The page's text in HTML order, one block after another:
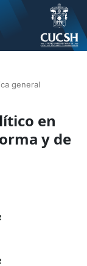
general
en
y de